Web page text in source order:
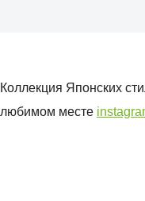
Коллекция Японских
любимом месте